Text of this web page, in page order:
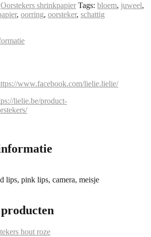
Oorstekers shrinkpapier Tags: bloem, juweel,
, oorring, oorsteker, schattig
www.facebook.com/lielie.lielie/
lielie.be/product-
lips, pink lips, camera, meisje